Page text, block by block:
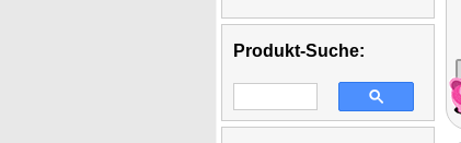
Produkt-Suche: